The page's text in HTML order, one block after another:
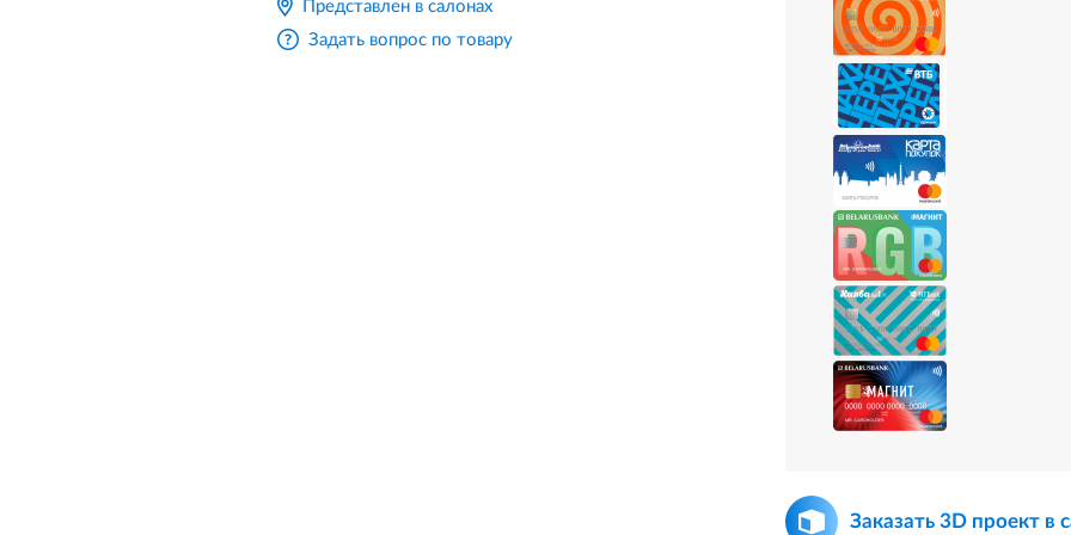
Представлен в салонах
Задать вопрос по товару
Заказать 3D проект в